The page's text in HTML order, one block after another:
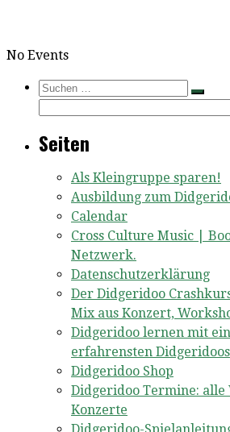
No Events
Suche
Seiten
Als Kleingruppe sparen!
Ausbildung zum
Calendar
Cross Culture Music |
Netzwerk.
Datenschutzerklärung
Der Didgeridoo
Mix aus Konzert,
Didgeridoo lernen mit
erfahrensten
Didgeridoo Shop
Didgeridoo Termine: alle
Konzerte